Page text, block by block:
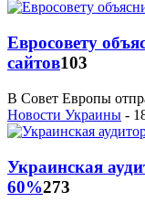
Евросовету
сайтов103
В Совет Европы
Новости Украины -
Украинская
60%273